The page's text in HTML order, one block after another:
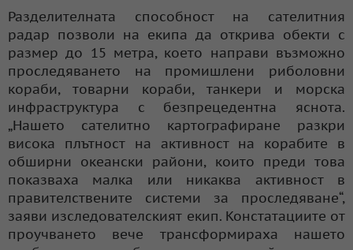
Разделителната способност на сателитния
радар позволи на екипа да открива обекти с
размер до 15 метра, което направи възможно
проследяването на промишлени риболовни
кораби, товарни кораби, танкери и морска
инфраструктура с безпрецедентна яснота.
„Нашето сателитно картографиране разкри
висока плътност на активност на корабите в
обширни океански райони, които преди това
показваха малка или никаква активност в
правителствените системи за проследяване“,
заяви изследователският екип. Констатациите от
проучването вече трансформираха нашето